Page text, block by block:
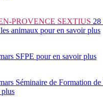
PROVENCE SEXTIUS 28
animaux pour en savoir plus
SFPE pour en savoir plus
Séminaire de Formation